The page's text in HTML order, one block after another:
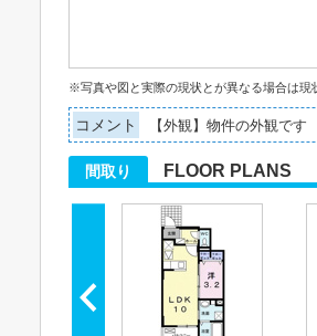
※写真や図と実際の現状とが異なる場合は現
コメント 【外観】物件の外観です
間取り FLOOR PLANS